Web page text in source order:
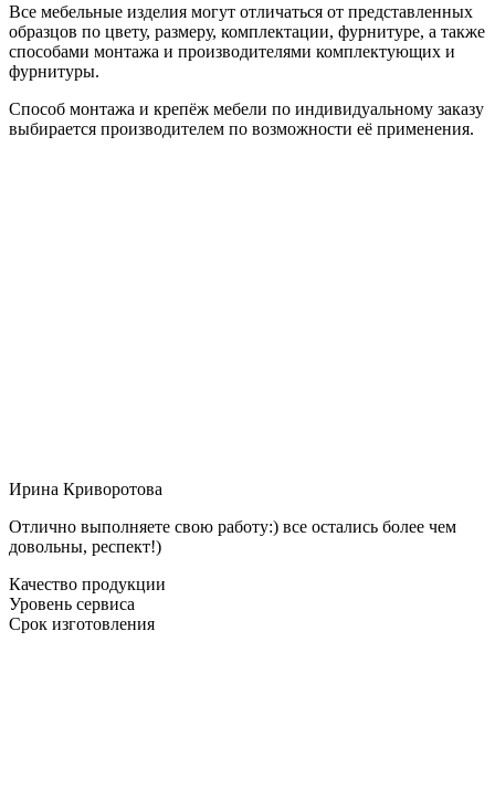
Все мебельные изделия могут отличаться от представленных
образцов по цвету, размеру, комплектации, фурнитуре, а также
способами монтажа и производителями комплектующих и
фурнитуры.
Способ монтажа и крепёж мебели по индивидуальному заказу
выбирается производителем по возможности её применения.
Ирина Криворотова
Отлично выполняете свою работу:) все остались более чем
довольны, респект!)
Качество продукции
Уровень сервиса
Срок изготовления